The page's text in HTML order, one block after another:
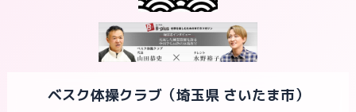
ベスク体操クラブ（埼玉県 さいたま市）